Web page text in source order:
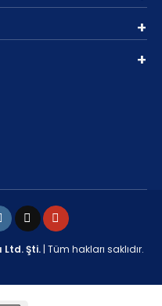
Şti.| Tüm hakları saklıdır.